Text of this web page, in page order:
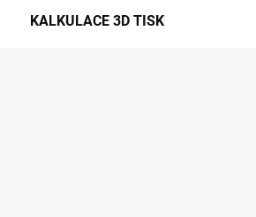
KALKULACE 3D TISKU